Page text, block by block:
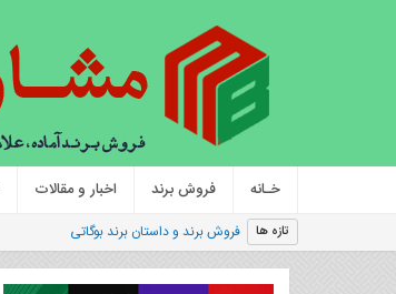
خـانه فروش برند اخبار و مقالات
تازه ها |